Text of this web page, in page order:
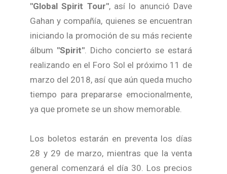
"Global Spirit Tour", así lo anunció Dave
Gahan y compañía, quienes se encuentran
iniciando la promoción de su más reciente
álbum "Spirit". Dicho concierto se estará
realizando en el Foro Sol el próximo 11 de
marzo del 2018, así que aún queda mucho
tiempo para prepararse emocionalmente,
ya que promete se un show memorable.
Los boletos estarán en preventa los días
28 y 29 de marzo, mientras que la venta
general comenzará el día 30. Los precios